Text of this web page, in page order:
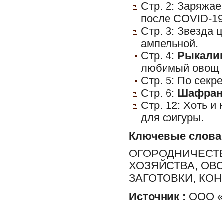
Стр. 2:
после COVID-
Стр. 3: Звезда
ампельной.
Стр. 4:
любимый овощ
Стр. 5: По
Стр. 6:
Стр. 12: Хоть и
для фигуры.
Ключевые слова
ХОЗЯЙСТВА,
ЗАГОТОВКИ,
Источник : ООО